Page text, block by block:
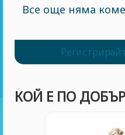
Все още няма
КОЙ Е ПО